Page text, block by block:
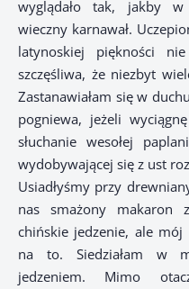
wyglądało tak, jakby w
wieczny karnawał.
latynoskiej piękności
szczęśliwa, że niezbyt
Zastanawiałam się w
pogniewa, jeżeli
słuchanie wesołej
wydobywającej się z ust
Usiadłyśmy przy
nas smażony makaron
chińskie jedzenie, ale mój
na to. Siedziałam w
jedzeniem. Mimo